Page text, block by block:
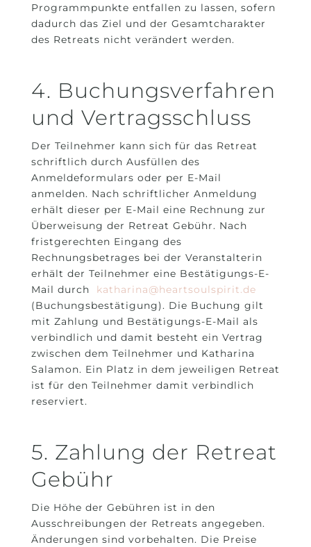
Programmpunkte entfallen zu lassen, sofern
dadurch das Ziel und der Gesamtcharakter
des Retreats nicht verändert werden.
4. Buchungsverfahren
und Vertragsschluss
Der Teilnehmer kann sich für das Retreat
schriftlich durch Ausfüllen des
Anmeldeformulars oder per E-Mail
anmelden. Nach schriftlicher Anmeldung
erhält dieser per E-Mail eine Rechnung zur
Überweisung der Retreat Gebühr. Nach
fristgerechten Eingang des
Rechnungsbetrages bei der Veranstalterin
erhält der Teilnehmer eine Bestätigungs-E-
Mail durch
katharina@heartsoulspirit.de
(Buchungsbestätigung). Die Buchung gilt
mit Zahlung und Bestätigungs-E-Mail als
verbindlich und damit besteht ein Vertrag
zwischen dem Teilnehmer und Katharina
Salamon. Ein Platz in dem jeweiligen Retreat
ist für den Teilnehmer damit verbindlich
reserviert.
5. Zahlung der Retreat
Gebühr
Die Höhe der Gebühren ist in den
Ausschreibungen der Retreats angegeben.
Änderungen sind vorbehalten. Die Preise